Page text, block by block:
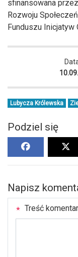
sfinansowana
Rozwoju
Funduszu Inicjatyw
Lubycza Królewska
Podziel się
Napisz
Treść